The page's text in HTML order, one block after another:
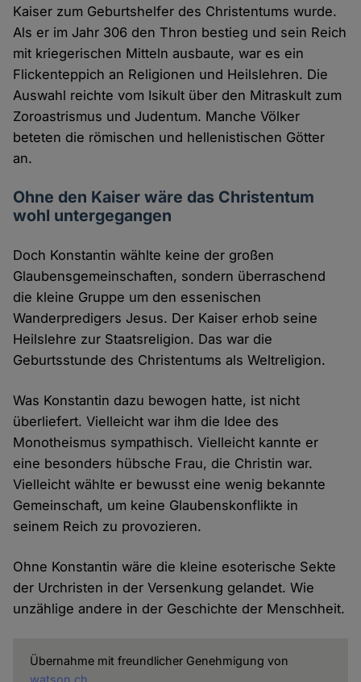
Kaiser zum Geburtshelfer des Christentums wurde.
Als er im Jahr 306 den Thron bestieg und sein Reich
mit kriegerischen Mitteln ausbaute, war es ein
Flickenteppich an Religionen und Heilslehren. Die
Auswahl reichte vom Isikult über den Mitraskult zum
Zoroastrismus und Judentum. Manche Völker
beteten die römischen und hellenistischen Götter
an.
Ohne den Kaiser wäre das Christentum
wohl untergegangen
Doch Konstantin wählte keine der großen
Glaubensgemeinschaften, sondern überraschend
die kleine Gruppe um den essenischen
Wanderpredigers Jesus. Der Kaiser erhob seine
Heilslehre zur Staatsreligion. Das war die
Geburtsstunde des Christentums als Weltreligion.
Was Konstantin dazu bewogen hatte, ist nicht
überliefert. Vielleicht war ihm die Idee des
Monotheismus sympathisch. Vielleicht kannte er
eine besonders hübsche Frau, die Christin war.
Vielleicht wählte er bewusst eine wenig bekannte
Gemeinschaft, um keine Glaubenskonflikte in
seinem Reich zu provozieren.
Ohne Konstantin wäre die kleine esoterische Sekte
der Urchristen in der Versenkung gelandet. Wie
unzählige andere in der Geschichte der Menschheit.
Übernahme mit freundlicher Genehmigung von